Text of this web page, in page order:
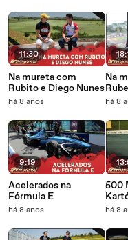
11:30
Na mureta com
Rubito e Diego Nunes
há 8 anos
9:19
Acelerados na
Fórmula E
há 8 anos
Na
há 8
500
há 8